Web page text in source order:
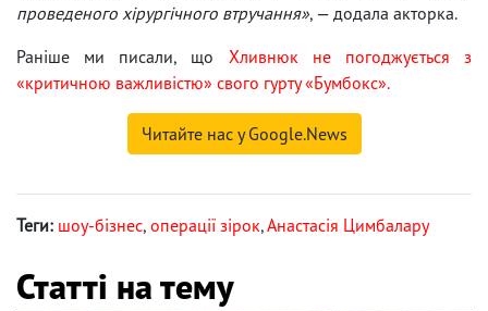
проведеного хірургічного втручання», — додала акторка.
Раніше ми писали, що Хливнюк не погоджується з
«критичною важливістю» свого гурту «Бумбокс».
Читайте нас у Google.News
Теги: шоу-бізнес, операції зірок,Анастасія Цимбалару
Статті на тему